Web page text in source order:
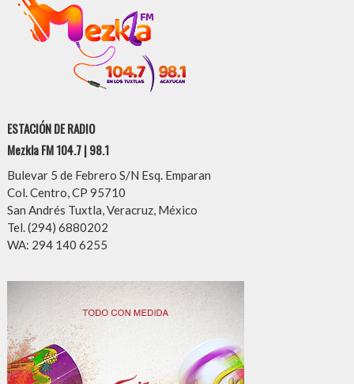
ESTACIÓN DE RADIO
Mezkla FM 104.7 | 98.1
Bulevar 5 de Febrero S/N Esq. Emparan
Col. Centro, CP 95710
San Andrés Tuxtla, Veracruz, México
Tel. (294) 6880202
WA: 294 140 6255